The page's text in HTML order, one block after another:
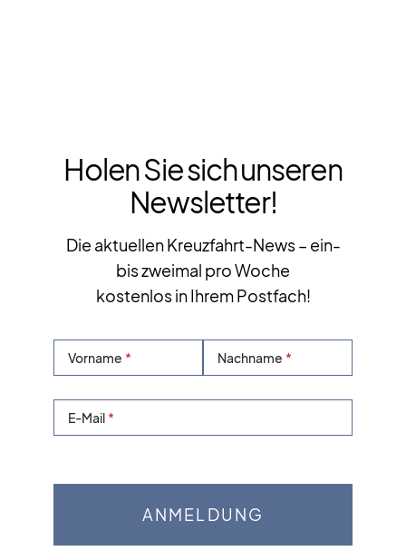
Holen Sie sich unseren
Newsletter!
Die aktuellen Kreuzfahrt-News – ein-
bis zweimal pro Woche
kostenlos in Ihrem Postfach!
Vorname Nachname
E-Mail